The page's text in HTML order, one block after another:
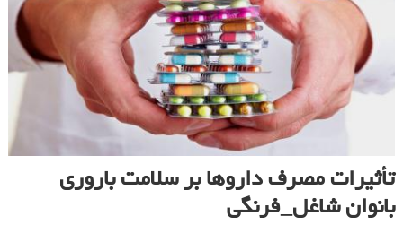
تأثیرات مصرف داروها بر سلامت باروری
بانوان شاغل_فرنگی